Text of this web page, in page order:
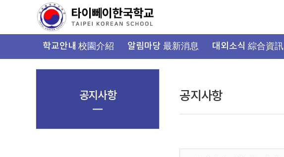
뉴
학교안내 校園介紹 알림마당 最新消息 대외소식 綜合資訊
공지사항
공지사항